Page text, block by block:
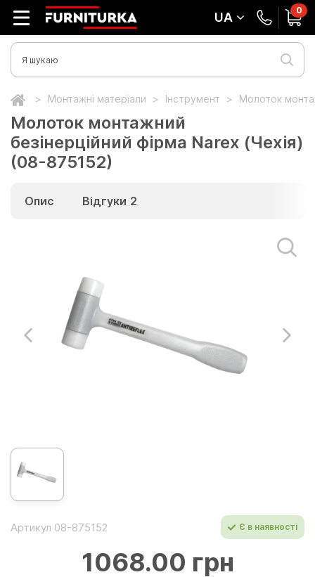
UA 0
Монтажні матеріали Інструмент Молоток
Молоток монтажний
безінерційний фірма Narex (Чехія)
(08-875152)
Опис Відгуки 2
Артикул 08-875152 Є в наявності
1068.00 грн